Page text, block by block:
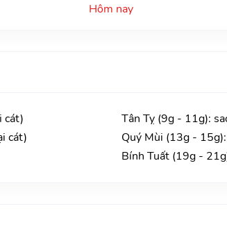
Hôm nay
cát)
cát)
Tân Tỵ (9g - 11g):
Quý Mùi (13g -
Bính Tuất (19g -